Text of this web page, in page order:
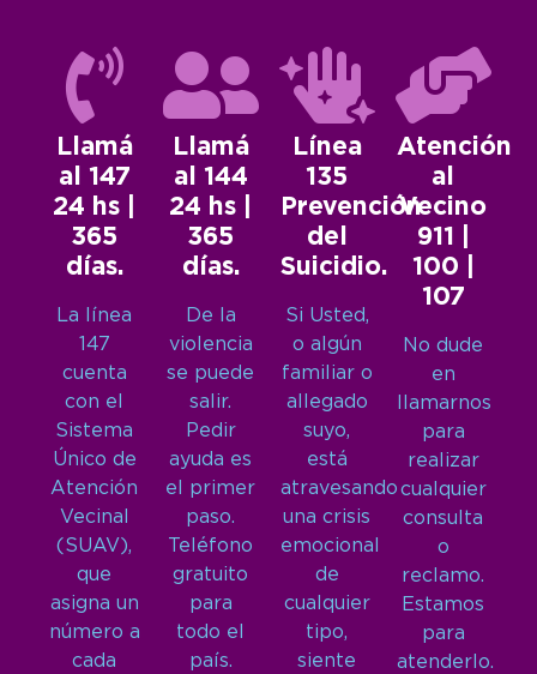
Llamá
al 147
24 hs |
365
días.
La línea
147
cuenta
con el
Sistema
Único de
Atención
Vecinal
(SUAV),
que
asigna un
número a
cada
Llamá
al 144
24 hs |
365
días.
De la
violencia
se puede
salir.
Pedir
ayuda es
el primer
paso.
Teléfono
gratuito
para
todo el
país.
Línea
135
Prevención
del
Suicidio.
Si Usted,
o algún
familiar o
allegado
suyo,
está
atravesando
una crisis
emocional
de
cualquier
tipo,
siente
Atención
al
Vecino
911 |
100 |
107
No dude
en
llamarnos
para
realizar
cualquier
consulta
o
reclamo.
Estamos
para
atenderlo.